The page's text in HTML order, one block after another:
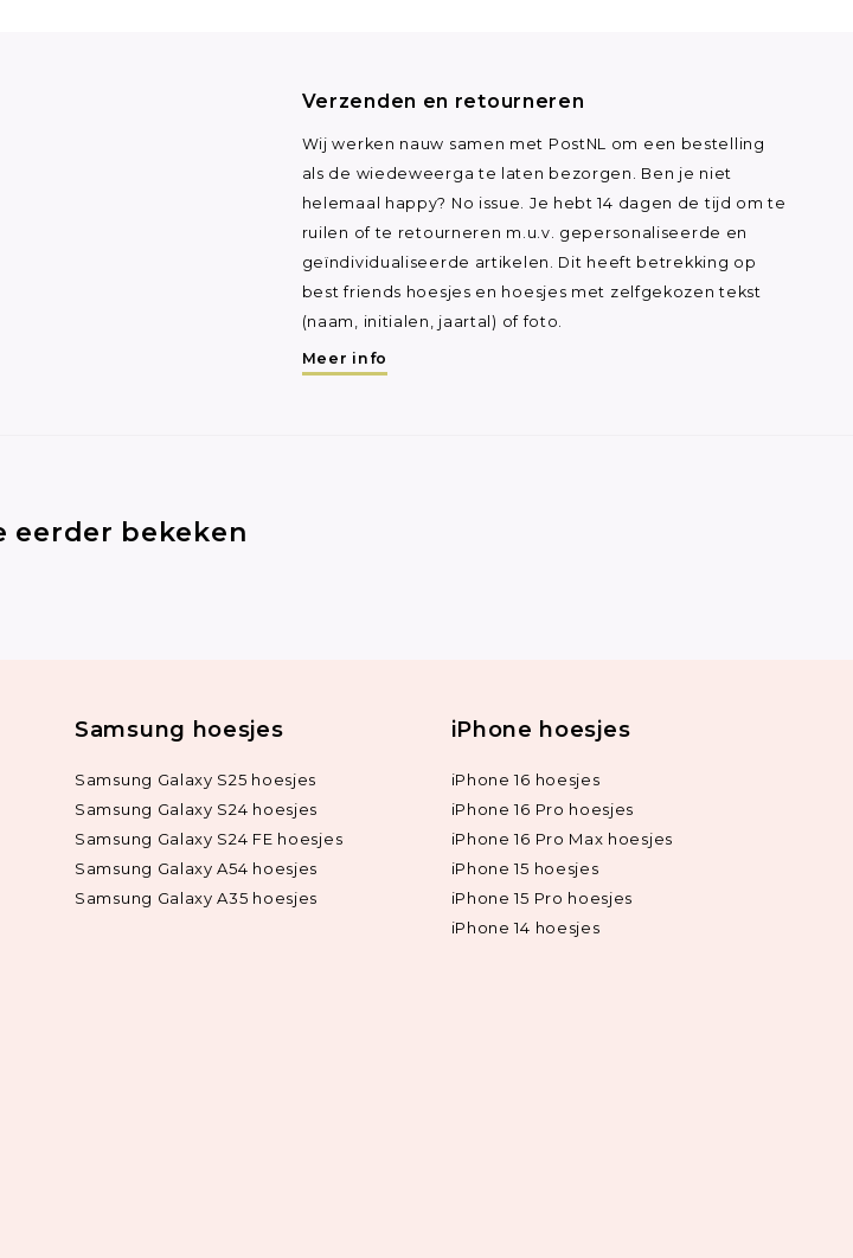
Verzenden en retourneren
Wij werken nauw samen met PostNL om een bestelling
als de wiedeweerga te laten bezorgen. Ben je niet
helemaal happy? No issue. Je hebt 14 dagen de tijd om te
ruilen of te retourneren m.u.v. gepersonaliseerde en
geïndividualiseerde artikelen. Dit heeft betrekking op
best friends hoesjes en hoesjes met zelfgekozen tekst
(naam, initialen, jaartal) of foto.
Meer info
eerder bekeken
Samsung hoesjes
Samsung Galaxy S25 hoesjes
Samsung Galaxy S24 hoesjes
Samsung Galaxy S24 FE hoesjes
Samsung Galaxy A54 hoesjes
Samsung Galaxy A35 hoesjes
iPhone hoesjes
iPhone 16 hoesjes
iPhone 16 Pro hoesjes
iPhone 16 Pro Max hoesjes
iPhone 15 hoesjes
iPhone 15 Pro hoesjes
iPhone 14 hoesjes